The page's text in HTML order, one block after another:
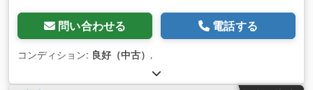
問い合わせる 電話する
コンディション: 良好（中古） ,